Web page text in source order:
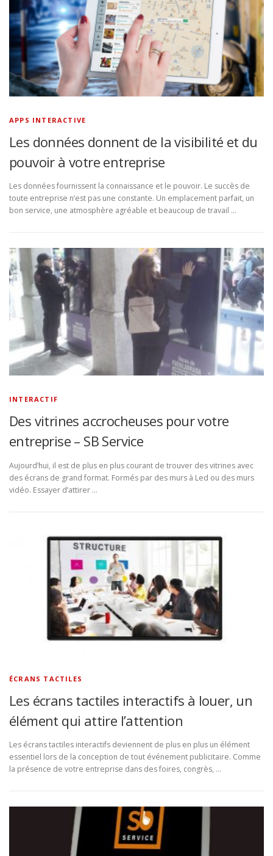
APPS INTERACTIVE
Les données donnent de la visibilité et du
pouvoir à votre entreprise
Les données fournissent la connaissance et le pouvoir. Le succès de
toute entreprise n’est pas une constante. Un emplacement parfait, un
bon service, une atmosphère agréable et beaucoup de travail …
INTERACTIF
Des vitrines accrocheuses pour votre
entreprise – SB Service
Aujourd’hui, il est de plus en plus courant de trouver des vitrines avec
des écrans de grand format. Formés par des murs à Led ou des murs
vidéo. Essayer d’attirer …
ÉCRANS TACTILES
Les écrans tactiles interactifs à louer, un
élément qui attire l’attention
Les écrans tactiles interactifs deviennent de plus en plus un élément
essentiel lors de la conception de tout événement publicitaire. Comme
la présence de votre entreprise dans des foires, congrès, …